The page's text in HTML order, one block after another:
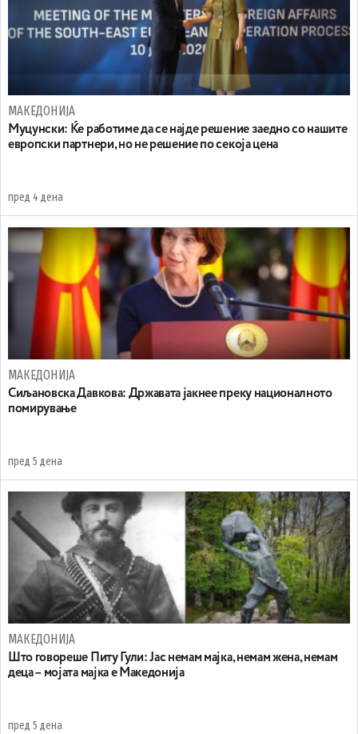
МАКЕДОНИЈА
Муцунски: Ќе работиме да се најде решение заедно со нашите
европски партнери, но не решение по секоја цена
пред 4 дена
МАКЕДОНИЈА
Сиљановска Давкова: Државата јакнее преку националното
помирување
пред 5 дена
МАКЕДОНИЈА
Што говореше Питу Гули: Јас немам мајка, немам жена, немам
деца – мојата мајка е Македонија
пред 5 дена